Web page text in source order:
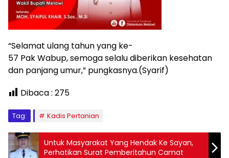
“Selamat ulang tahun yang ke-
57 Pak Wabup, semoga selalu diberikan kesehatan
dan panjang umur,” pungkasnya.(Syarif)
Dibaca : 275
Tag: Kadis Pertanian
Untuk Masyarakat Yang Hendak Ke Sayan,
Perhatikan Surat Pemberitahun Camat